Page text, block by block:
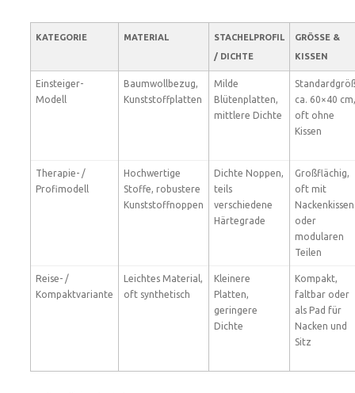
KATEGORIE MATERIAL
STACHELPROFIL
/ DICHTE
GRÖSSE & K
ISSEN
Einsteiger-
Modell
Baumwollbezug,
Kunststoffplatten
Milde
Blütenplatten,
mittlere Dichte
ca. 60×40 cm,
oft ohne
Kissen
Therapie- /
Profimodell
Hochwertige
Stoffe, robustere
Kunststoffnoppen
Dichte Noppen,
teils
verschiedene
Härtegrade
Großflächig,
oft mit
Nackenkissen
oder
modularen
Teilen
Reise- /
Kompaktvariante
Leichtes Material,
oft synthetisch
Kleinere
Platten,
geringere
Dichte
Kompakt,
faltbar oder
als Pad für
Nacken und
Sitz